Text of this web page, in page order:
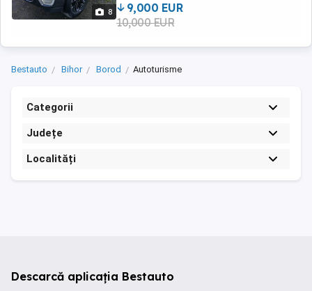
8
9,000 EUR
10,000 EUR
Bestauto Bihor Borod Autoturisme
Categorii
Județe
Localități
Descarcă aplicația Bestauto